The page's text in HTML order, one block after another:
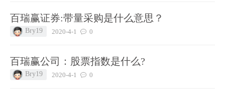
百瑞赢证券:带量采购是什么意思？
Bry19 2020-4-1 0
百瑞赢公司：股票指数是什么?
Bry19 2020-4-1 0